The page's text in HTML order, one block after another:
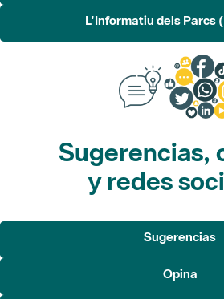
L'Informatiu dels Parcs
Sugerencias,
y redes
Sugerencias
Opina